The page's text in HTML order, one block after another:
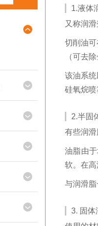
1.液体
又称润
切削油
（可去
该油系
硅氧烷
2.半固
有些润
油脂由
软。在
与润滑
3. 固体